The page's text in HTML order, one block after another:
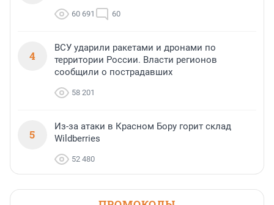
60 691 60
4
ВСУ ударили ракетами и дронами по
территории России. Власти регионов
сообщили о пострадавших
58 201
5
Из-за атаки в Красном Бору горит склад
Wildberries
52 480